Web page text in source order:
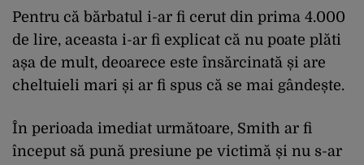
Pentru că bărbatul i-ar fi cerut din prima 4.000
de lire, aceasta i-ar fi explicat că nu poate plăti
așa de mult, deoarece este însărcinată și are
cheltuieli mari și ar fi spus că se mai gândește.
În perioada imediat următoare, Smith ar fi
început să pună presiune pe victimă și nu s-ar